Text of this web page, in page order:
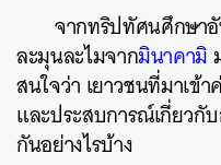
จากทริปทัศนศึกษา
ละมุนละไมจากมินาคามิ
สนใจว่า เยาวชนที่มาเข้
และประสบการณ์เกี่ยวกั
กันอย่างไรบ้าง